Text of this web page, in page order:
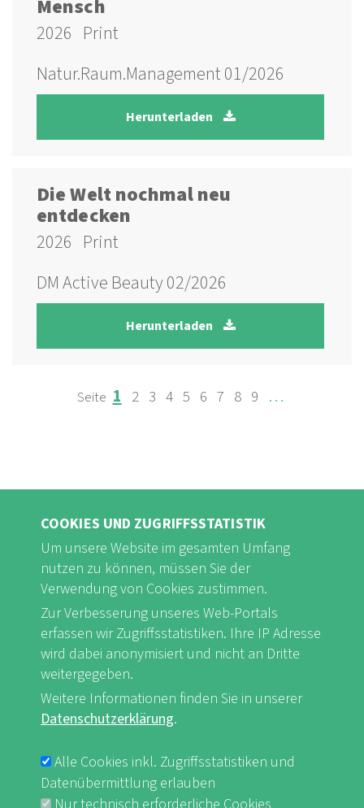
Mensch
2026 Print
Natur.Raum.Management 01/2026
Herunterladen
Die Welt nochmal neu
entdecken
2026 Print
DM Active Beauty 02/2026
Herunterladen
SEITENNUMMERIERUNG
Page
1 Page
2 Page
3 Page
4 Page
5 Page
6 Page
7 Page
8 Page
9 …
FB Youtube Instagram
Impressum & Datenschutz
COOKIES UND ZUGRIFFSSTATISTIK
Um unsere Website im gesamten Umfang
nutzen zu können, müssen Sie der
Verwendung von Cookies zustimmen.
Zur Verbesserung unseres Web-Portals
erfassen wir Zugriffsstatistiken. Ihre IP Adresse
wird dabei anonymisiert und nicht an Dritte
weitergegeben.
Weitere Informationen finden Sie in unserer
Datenschutzerklärung.
Alle Cookies inkl. Zugriffsstatistiken und
Datenübermittlung erlauben